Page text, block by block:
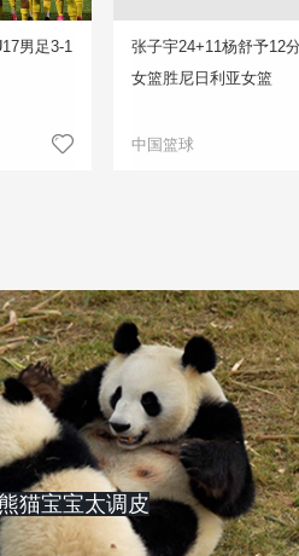
男足3-1
张子宇24+11杨舒予12
女篮胜尼日利亚女篮
中国篮球
猫宝宝太调皮